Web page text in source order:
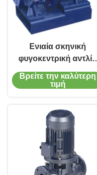
Ενιαία σκηνική
φυγοκεντρική αντλία
χαμηλής πίεσης
συμπληρωματικών
Βρείτε την καλύτερη
τιμή